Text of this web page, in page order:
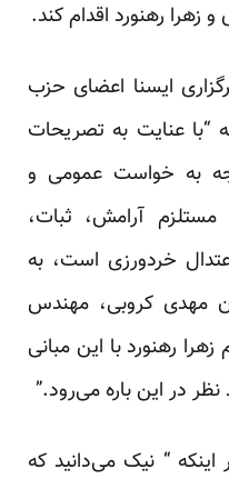
رهنورد اقدام کند.
ایسنا اعضای حزب
“با عنایت به تصریحات
به خواست عمومی و
آرامش، ثبات،
خردورزی است، به
مهدی کروبی، مهندس
رهنورد با این مبانی
در این باره می‌رود.”
“ نیک می‌دانید که